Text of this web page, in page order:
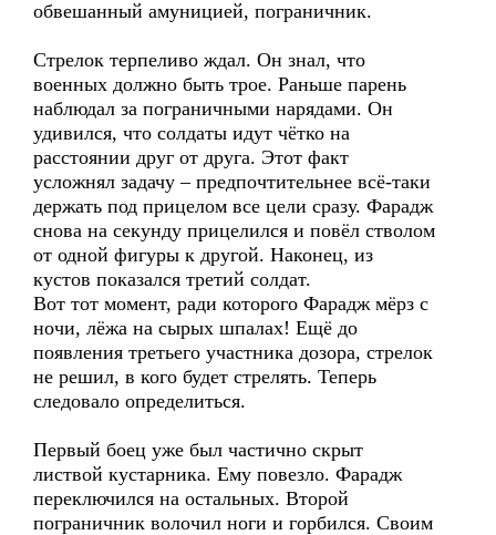
обвешанный амуницией, пограничник.
Стрелок терпеливо ждал. Он знал, что
военных должно быть трое. Раньше парень
наблюдал за пограничными нарядами. Он
удивился, что солдаты идут чётко на
расстоянии друг от друга. Этот факт
усложнял задачу – предпочтительнее всё-таки
держать под прицелом все цели сразу. Фарадж
снова на секунду прицелился и повёл стволом
от одной фигуры к другой. Наконец, из
кустов показался третий солдат.
Вот тот момент, ради которого Фарадж мёрз с
ночи, лёжа на сырых шпалах! Ещё до
появления третьего участника дозора, стрелок
не решил, в кого будет стрелять. Теперь
следовало определиться.
Первый боец уже был частично скрыт
листвой кустарника. Ему повезло. Фарадж
переключился на остальных. Второй
пограничник волочил ноги и горбился. Своим